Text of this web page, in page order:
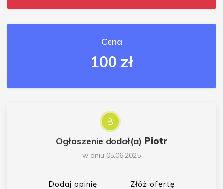
Cena
100 zł
Ogłoszenie dodał(a) Piotr
w dniu 05.06.2025
Dodaj opinię Złóż ofertę